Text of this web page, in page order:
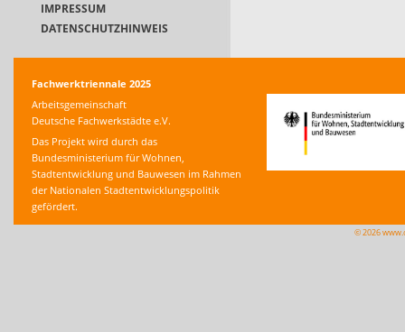
IMPRESSUM
DATENSCHUTZHINWEIS
Fachwerktriennale 2025
Arbeitsgemeinschaft
Deutsche Fachwerkstädte e.V.
Das Projekt wird durch das
Bundesministerium für Wohnen,
Stadtentwicklung und Bauwesen im Rahmen
der Nationalen Stadtentwicklungspolitik
gefördert.
© 2026